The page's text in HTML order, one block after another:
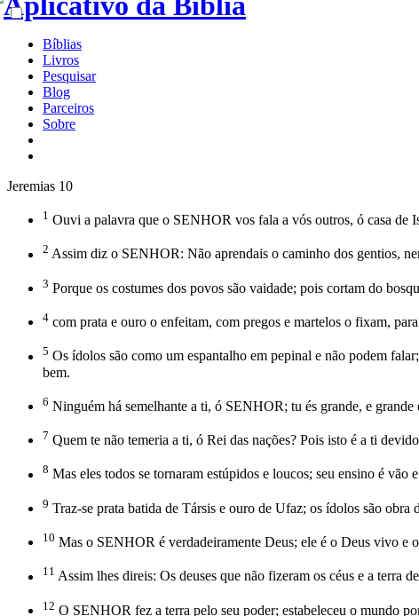
Bíblias
Livros
Pesquisar
Blog
Parceiros
Sobre
Jeremias 10
1 Ouvi a palavra que o SENHOR vos fala a vós outros, ó casa de
2 Assim diz o SENHOR: Não aprendais o caminho dos gentios,
3 Porque os costumes dos povos são vaidade; pois cortam do
4 com prata e ouro o enfeitam, com pregos e martelos o fixam,
5 Os ídolos são como um espantalho em pepinal e não podem
bem.
6 Ninguém há semelhante a ti, ó SENHOR; tu és grande, e grande
7 Quem te não temeria a ti, ó Rei das nações? Pois isto é a ti
8 Mas eles todos se tornaram estúpidos e loucos; seu ensino é vão
9 Traz-se prata batida de Társis e ouro de Ufaz; os ídolos são obra
10 Mas o SENHOR é verdadeiramente Deus; ele é o Deus vivo e
11 Assim lhes direis: Os deuses que não fizeram os céus e a terra
12 O SENHOR fez a terra pelo seu poder; estabeleceu o mundo